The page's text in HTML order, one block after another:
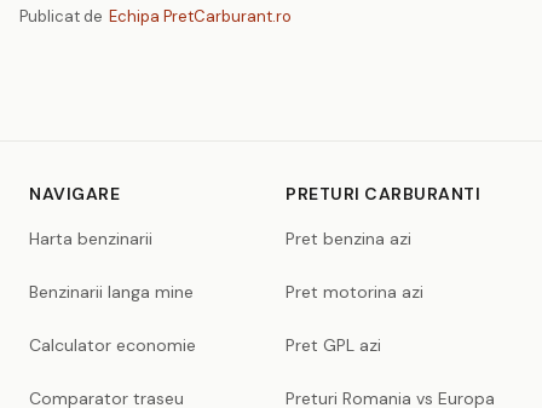
Publicat de Echipa PretCarburant.ro
NAVIGARE
Harta benzinarii
Benzinarii langa mine
Calculator economie
Comparator traseu
PRETURI CARBURANTI
Pret benzina azi
Pret motorina azi
Pret GPL azi
Preturi Romania vs Europa